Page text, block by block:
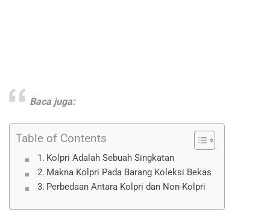
Baca juga:
Table of Contents
Kolpri Adalah Sebuah Singkatan
Makna Kolpri Pada Barang Koleksi Bekas
Perbedaan Antara Kolpri dan Non-Kolpri